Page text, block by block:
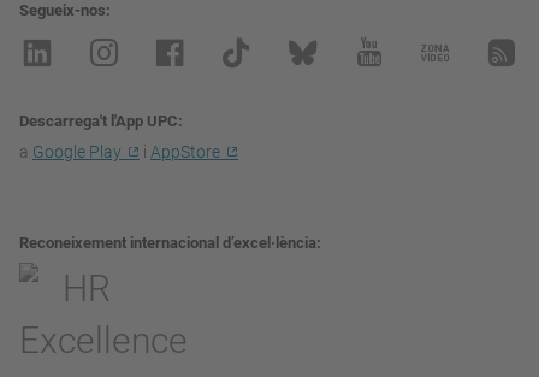
Segueix-nos
Descarrega't l'App UPC
a Google Play i AppStore
Reconeixement internacional d’excel·lència